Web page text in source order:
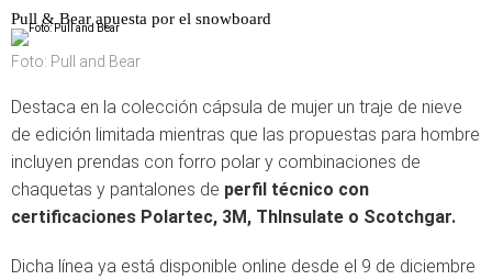
Pull & Bear apuesta por el snowboard
Foto: Pull and Bear
Destaca en la colección cápsula de mujer un traje de nieve
de edición limitada mientras que las propuestas para hombre
incluyen prendas con forro polar y combinaciones de
chaquetas y pantalones de perfil técnico con
certificaciones Polartec, 3M, ThInsulate o Scotchgar.
Dicha línea ya está disponible online desde el 9 de diciembre